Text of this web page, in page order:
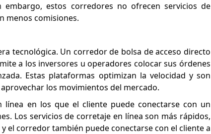
estos corredores no ofrecen servicios de
menos comisiones.
tecnológica. Un corredor de bolsa de acceso directo
a los inversores u operadores colocar sus órdenes
Estas plataformas optimizan la velocidad y son
los movimientos del mercado.
en los que el cliente puede conectarse con un
Los servicios de corretaje en línea son más rápidos,
el corredor también puede conectarse con el cliente a